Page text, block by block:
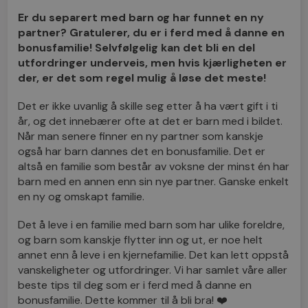
Er du separert med barn og har funnet en ny
partner? Gratulerer, du er i ferd med å danne en
bonusfamilie! Selvfølgelig kan det bli en del
utfordringer underveis, men hvis kjærligheten er
der, er det som regel mulig å løse det meste!
Det er ikke uvanlig å skille seg etter å ha vært gift i ti
år, og det innebærer ofte at det er barn med i bildet.
Når man senere finner en ny partner som kanskje
også har barn dannes det en bonusfamilie. Det er
altså en familie som består av voksne der minst én har
barn med en annen enn sin nye partner. Ganske enkelt
en ny og omskapt familie.
Det å leve i en familie med barn som har ulike foreldre,
og barn som kanskje flytter inn og ut, er noe helt
annet enn å leve i en kjernefamilie. Det kan lett oppstå
vanskeligheter og utfordringer. Vi har samlet våre aller
beste tips til deg som er i ferd med å danne en
bonusfamilie. Dette kommer til å bli bra! ❤️